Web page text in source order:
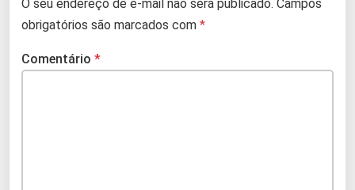
O seu endereço de e-mail não será publicado. Campos
obrigatórios são marcados com *
Comentário *